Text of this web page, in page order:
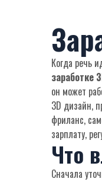
Когда речь
заработке
он может
3D дизайн,
фриланс,
зарплату,
Что
Сначала